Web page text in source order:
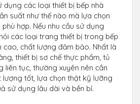
dụng các loại thiết bị bếp nhà
suất như thế nào mà lựa chọn
hợp. Nếu nhu cầu sử dụng
các loại trang thiết bị trong bếp
cao, chất lượng đảm bảo. Nhất là
thiết bị sơ chế thực phẩm, tủ
liên tục, thường xuyên nên cần
tốt, lựa chọn thật kỹ lưỡng
sử dụng lâu dài và bền bỉ.